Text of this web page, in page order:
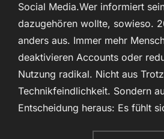
Social Media.Wer informiert
dazugehören wollte, sowieso.
anders aus. Immer mehr
deaktivieren Accounts oder
Nutzung radikal. Nicht aus
Technikfeindlichkeit. Sondern
Entscheidung heraus: Es fühlt